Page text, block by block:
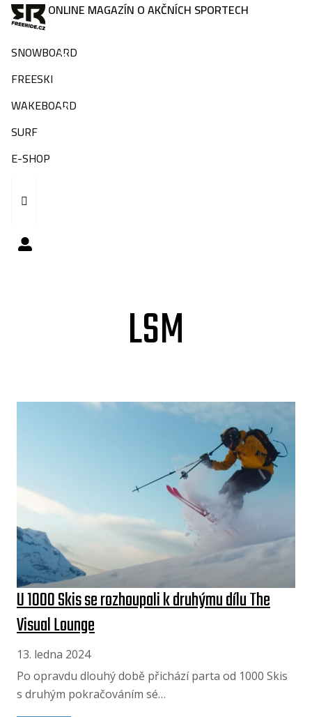
ONLINE MAGAZÍN O AKČNÍCH SPORTECH
SNOWBOARD
FREESKI
WAKEBOARD
SURF
E-SHOP
LSM
U 1000 Skis se rozhoupali k druhýmu dílu The
Visual Lounge
13. ledna 2024
Po opravdu dlouhý době přichází parta od 1000 Skis
s druhým pokračováním sé…